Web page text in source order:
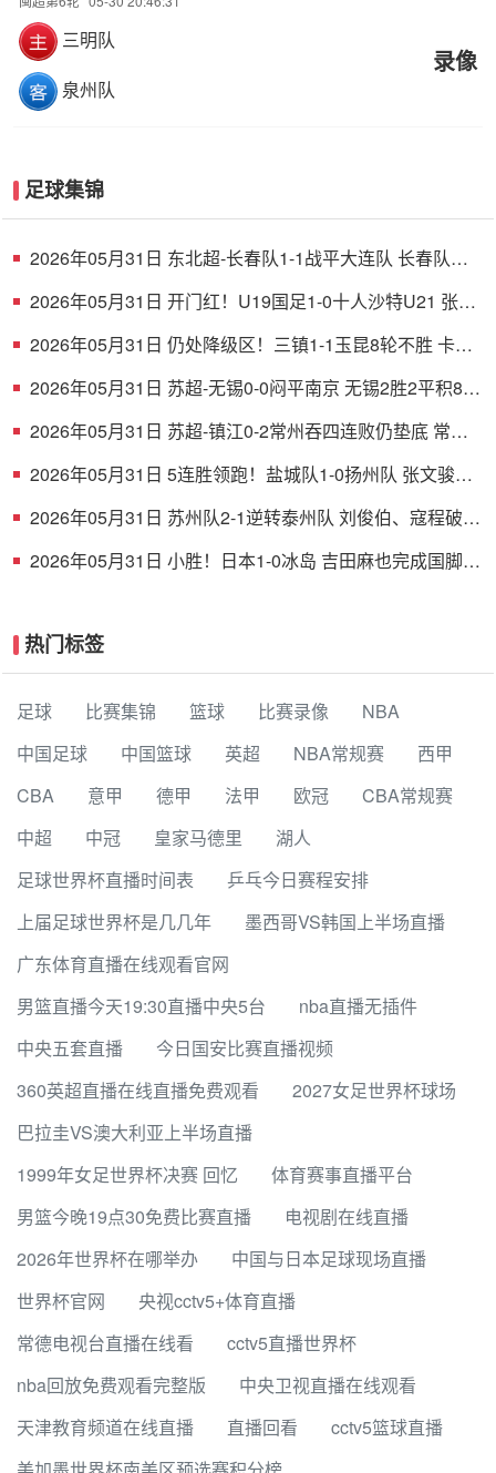
三明队
泉州队
录像
足球集锦
2026年05月31日 东北超-长春队1-1战平大连队 长春队点
2026年05月31日 开门红！U19国足1-0十人沙特U21 张家
2026年05月31日 仍处降级区！三镇1-1玉昆8轮不胜 卡迪
2026年05月31日 苏超-无锡0-0闷平南京 无锡2胜2平积8分
2026年05月31日 苏超-镇江0-2常州吞四连败仍垫底 常州
2026年05月31日 5连胜领跑！盐城队1-0扬州队 张文骏点
2026年05月31日 苏州队2-1逆转泰州队 刘俊伯、寇程破门
2026年05月31日 小胜！日本1-0冰岛 吉田麻也完成国脚谢
热门标签
足球 比赛集锦 篮球 比赛录像
NBA
中国足球
中国篮球 英超 NBA常规赛
西甲
CBA
意甲 德甲 法甲 欧冠
CBA常规赛
中超
中冠 皇家马德里
湖人
足球世界杯直播时间表
乒乓今日赛程安排
上届足球世界杯是几几年
墨西哥VS韩国上半场直播
广东体育直播在线观看官网
男篮直播今天19:30直播中央5台
nba直播无插件
中央五套直播
今日国安比赛直播视频
360英超直播在线直播免费观看
2027女足世界杯球场
巴拉圭VS澳大利亚上半场直播
1999年女足世界杯决赛 回忆
体育赛事直播平台
男篮今晚19点30免费比赛直播
电视剧在线直播
2026年世界杯在哪举办
中国与日本足球现场直播
世界杯官网
央视cctv5+体育直播
常德电视台直播在线看
cctv5直播世界杯
nba回放免费观看完整版
中央卫视直播在线观看
天津教育频道在线直播
直播回看
cctv5篮球直播